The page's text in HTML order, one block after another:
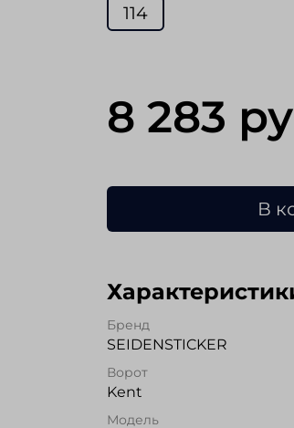
114
8 283
В
Бренд
SEIDENSTICKER
Ворот
Kent
Модель